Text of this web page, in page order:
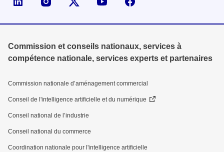
Commission et conseils nationaux, services à
compétence nationale, services experts et partenaires
Commission nationale d’aménagement commercial
Conseil de l'intelligence artificielle et du numérique
Conseil national de l’industrie
Conseil national du commerce
Coordination nationale pour l'intelligence artificielle